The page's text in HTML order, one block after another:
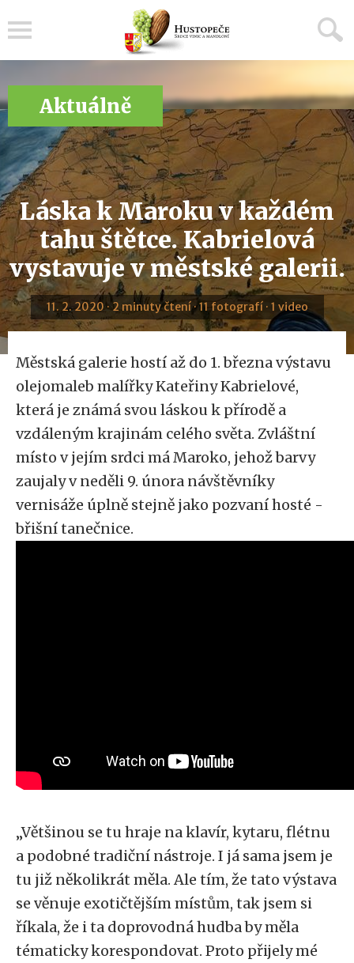
Aktuálně
Láska k Maroku v každém
tahu štětce. Kabrielová
vystavuje v městské galerii.
11. 2. 2020 · 2 minuty čtení · 11 fotografí · 1 video
Městská galerie hostí až do 1. března výstavu
olejomaleb malířky Kateřiny Kabrielové,
která je známá svou láskou k přírodě a
vzdáleným krajinám celého světa. Zvláštní
místo v jejím srdci má Maroko, jehož barvy
zaujaly v neděli 9. února návštěvníky
vernisáže úplně stejně jako pozvaní hosté -
břišní tanečnice.
„Většinou se tu hraje na klavír, kytaru, flétnu
a podobné tradiční nástroje. I já sama jsem je
tu již několikrát měla. Ale tím, že tato výstava
se věnuje exotičtějším místům, tak jsem si
říkala, že i ta doprovodná hudba by měla
tématicky korespondovat. Proto přijely mé